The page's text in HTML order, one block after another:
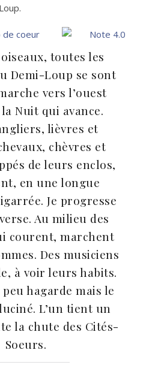
toutes les
Demi-Loup se sont
vers l’ouest
Nuit qui avance.
lièvres et
chèvres et
de leurs enclos,
en une longue
Je progresse
Au milieu des
courent, marchent
Des musiciens
à voir leurs habits.
hagarde mais le
L’un tient un
la chute des Cités-
Soeurs.